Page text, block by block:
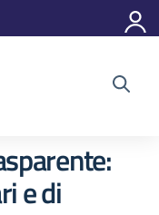
e di